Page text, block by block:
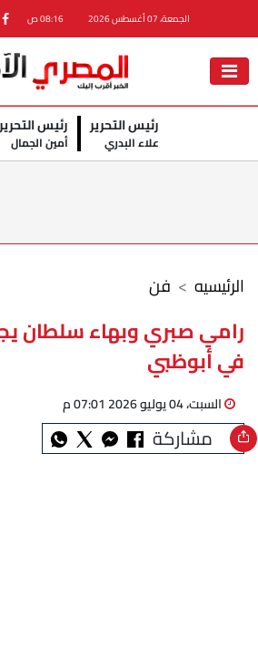
الجمعة، 07 أغسطس 2026
رئيس التحرير
علاء البدري
رئيس
أمين الجمال
فن الرئيسيه
رامي صبري وبهاء سلطان
في أبوظبي
السبت، 04 يوليو 2026 07:01 م
مشاركة